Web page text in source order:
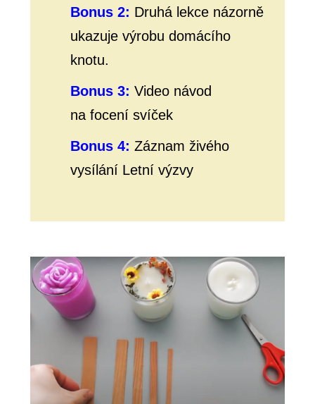
Bonus 2: Druhá lekce názorně
ukazuje výrobu domácího
knotu.
Bonus 3: Video návod
na focení svíček
Bonus 4: Záznam živého
vysílání Letní výzvy